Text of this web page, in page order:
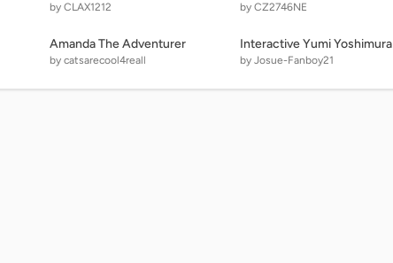
by CLAX1212 by CZ2746NE
Amanda The Adventurer
by catsarecool4reall
Interactive Yumi Yoshimura
by Josue-Fanboy21